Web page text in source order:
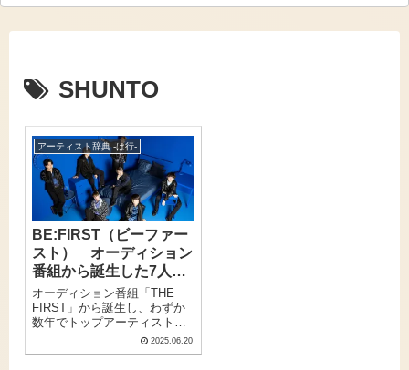
SHUNTO
アーティスト辞典 -は行-
BE:FIRST（ビーファー
スト） オーディション
番組から誕生した7人
組、楽曲の持ち味とライ
ブで爆発する個性
オーディション番組「THE
FIRST」から誕生し、わずか
数年でトップアーティストの
BE:FIRST（ビーファース
2025.06.20